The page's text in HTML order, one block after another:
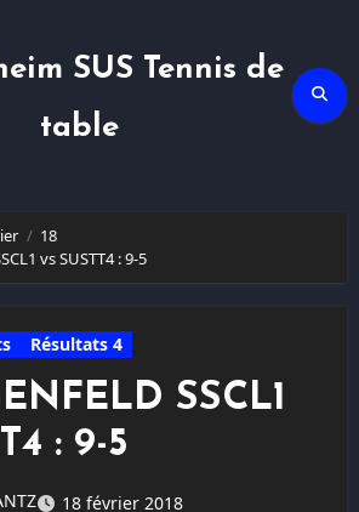
SUS Tennis de
table
18
vs SUSTT4 : 9-5
Résultats 4
SSCL1
: 9-5
18 février 2018